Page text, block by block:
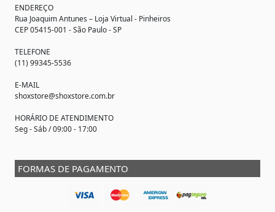
ENDEREÇO
Rua Joaquim Antunes – Loja Virtual - Pinheiros
CEP 05415-001 - São Paulo - SP
TELEFONE
(11) 99345-5536
E-MAIL
shoxstore@shoxstore.com.br
HORÁRIO DE ATENDIMENTO
Seg - Sáb / 09:00 - 17:00
FORMAS DE PAGAMENTO